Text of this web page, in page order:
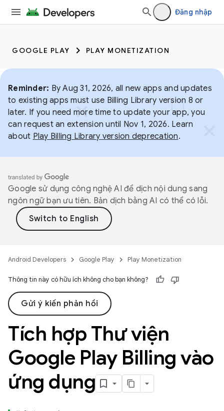
Đăng nhập
GOOGLE PLAY PLAY MONETIZATION
Reminder: By Aug 31, 2026, all new apps and updates
to existing apps must use Billing Library version 8 or
later. If you need more time to update your app, you
can request an extension until Nov 1, 2026. Learn
about Play Billing Library version deprecation.
Google sử dụng công nghệ AI để dịch nội dung sang
ngôn ngữ bạn ưu tiên. Bản dịch bằng AI có thể có lỗi.
Android Developers Google Play Play Monetization
Thông tin này có hữu ích không cho bạn không?
Gửi ý kiến phản hồi
Tích hợp Thư viện
Google Play Billing vào
ứng dụng